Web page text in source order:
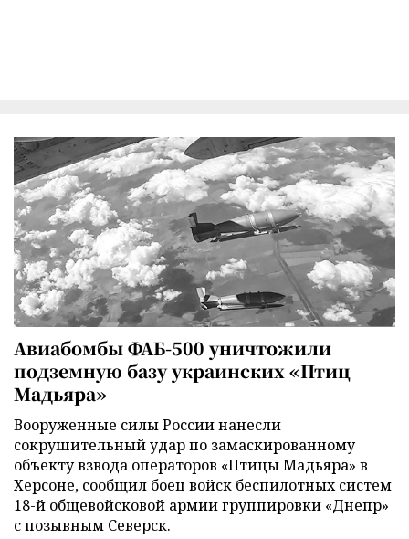
Авиабомбы ФАБ-500 уничтожили
подземную базу украинских «Птиц
Мадьяра»
Вооруженные силы России нанесли
сокрушительный удар по замаскированному
объекту взвода операторов «Птицы Мадьяра» в
Херсоне, сообщил боец войск беспилотных систем
18-й общевойсковой армии группировки «Днепр»
с позывным Северск.